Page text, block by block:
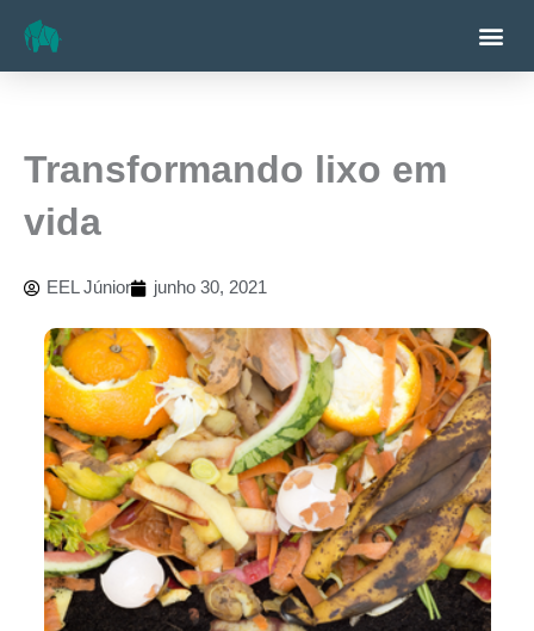
para
Transformando lixo em
vida
EEL Júnior junho 30, 2021